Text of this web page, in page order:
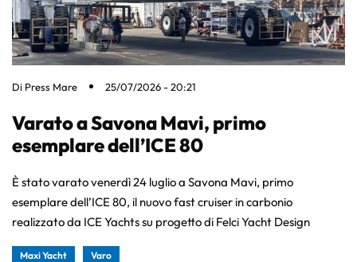
Di Press Mare 25/07/2026 - 20:21
Varato a Savona Mavi, primo
esemplare dell’ICE 80
È stato varato venerdì 24 luglio a Savona Mavi, primo
esemplare dell’ICE 80, il nuovo fast cruiser in carbonio
realizzato da ICE Yachts su progetto di Felci Yacht Design
Maxi Yacht Varo